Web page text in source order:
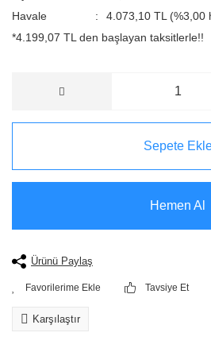
Havale
4.073,10 TL (%3,00
*4.199,07 TL den başlayan taksitlerle!!
Sepete
Hemen Al
Ürünü Paylaş
Tavsiye Et
Karşılaştır